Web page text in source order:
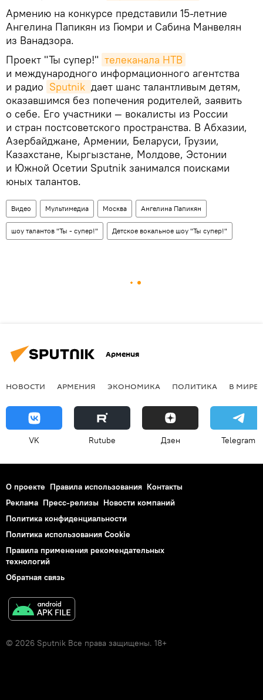
Армению на конкурсе представили 15-летние
Ангелина Папикян из Гюмри и Сабина Манвелян
из Ванадзора.
Проект "Ты супер!" телеканала НТВ
и международного информационного агентства
и радио Sputnik дает шанс талантливым детям,
оказавшимся без попечения родителей, заявить
о себе. Его участники — вокалисты из России
и стран постсоветского пространства. В Абхазии,
Азербайджане, Армении, Беларуси, Грузии,
Казахстане, Кыргызстане, Молдове, Эстонии
и Южной Осетии Sputnik занимался поисками
юных талантов.
Видео Мультимедиа Москва Ангелина Папикян
шоу талантов "Ты - супер!" Детское вокальное шоу "Ты супер!"
Армения
НОВОСТИ АРМЕНИЯ ЭКОНОМИКА ПОЛИТИКА В МИРЕ
VK Rutube Дзен Telegram
О проекте Правила использования Контакты
Реклама Пресс-релизы Новости компаний
Политика конфиденциальности
Политика использования Cookie
Правила применения рекомендательных
технологий
Обратная связь
© 2026 Sputnik Все права защищены. 18+